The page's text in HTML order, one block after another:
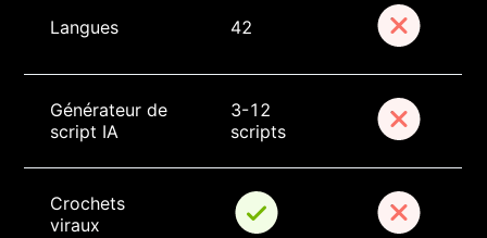
Langues 42
Générateur de
script IA
3-12
scripts
Crochets
viraux